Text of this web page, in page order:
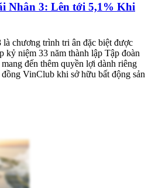
Nhân 3: Lên tới 5,1% Khi
là chương trình tri ân đặc biệt được
kỷ niệm 33 năm thành lập Tập đoàn
đến thêm quyền lợi dành riêng
VinClub khi sở hữu bất động sản